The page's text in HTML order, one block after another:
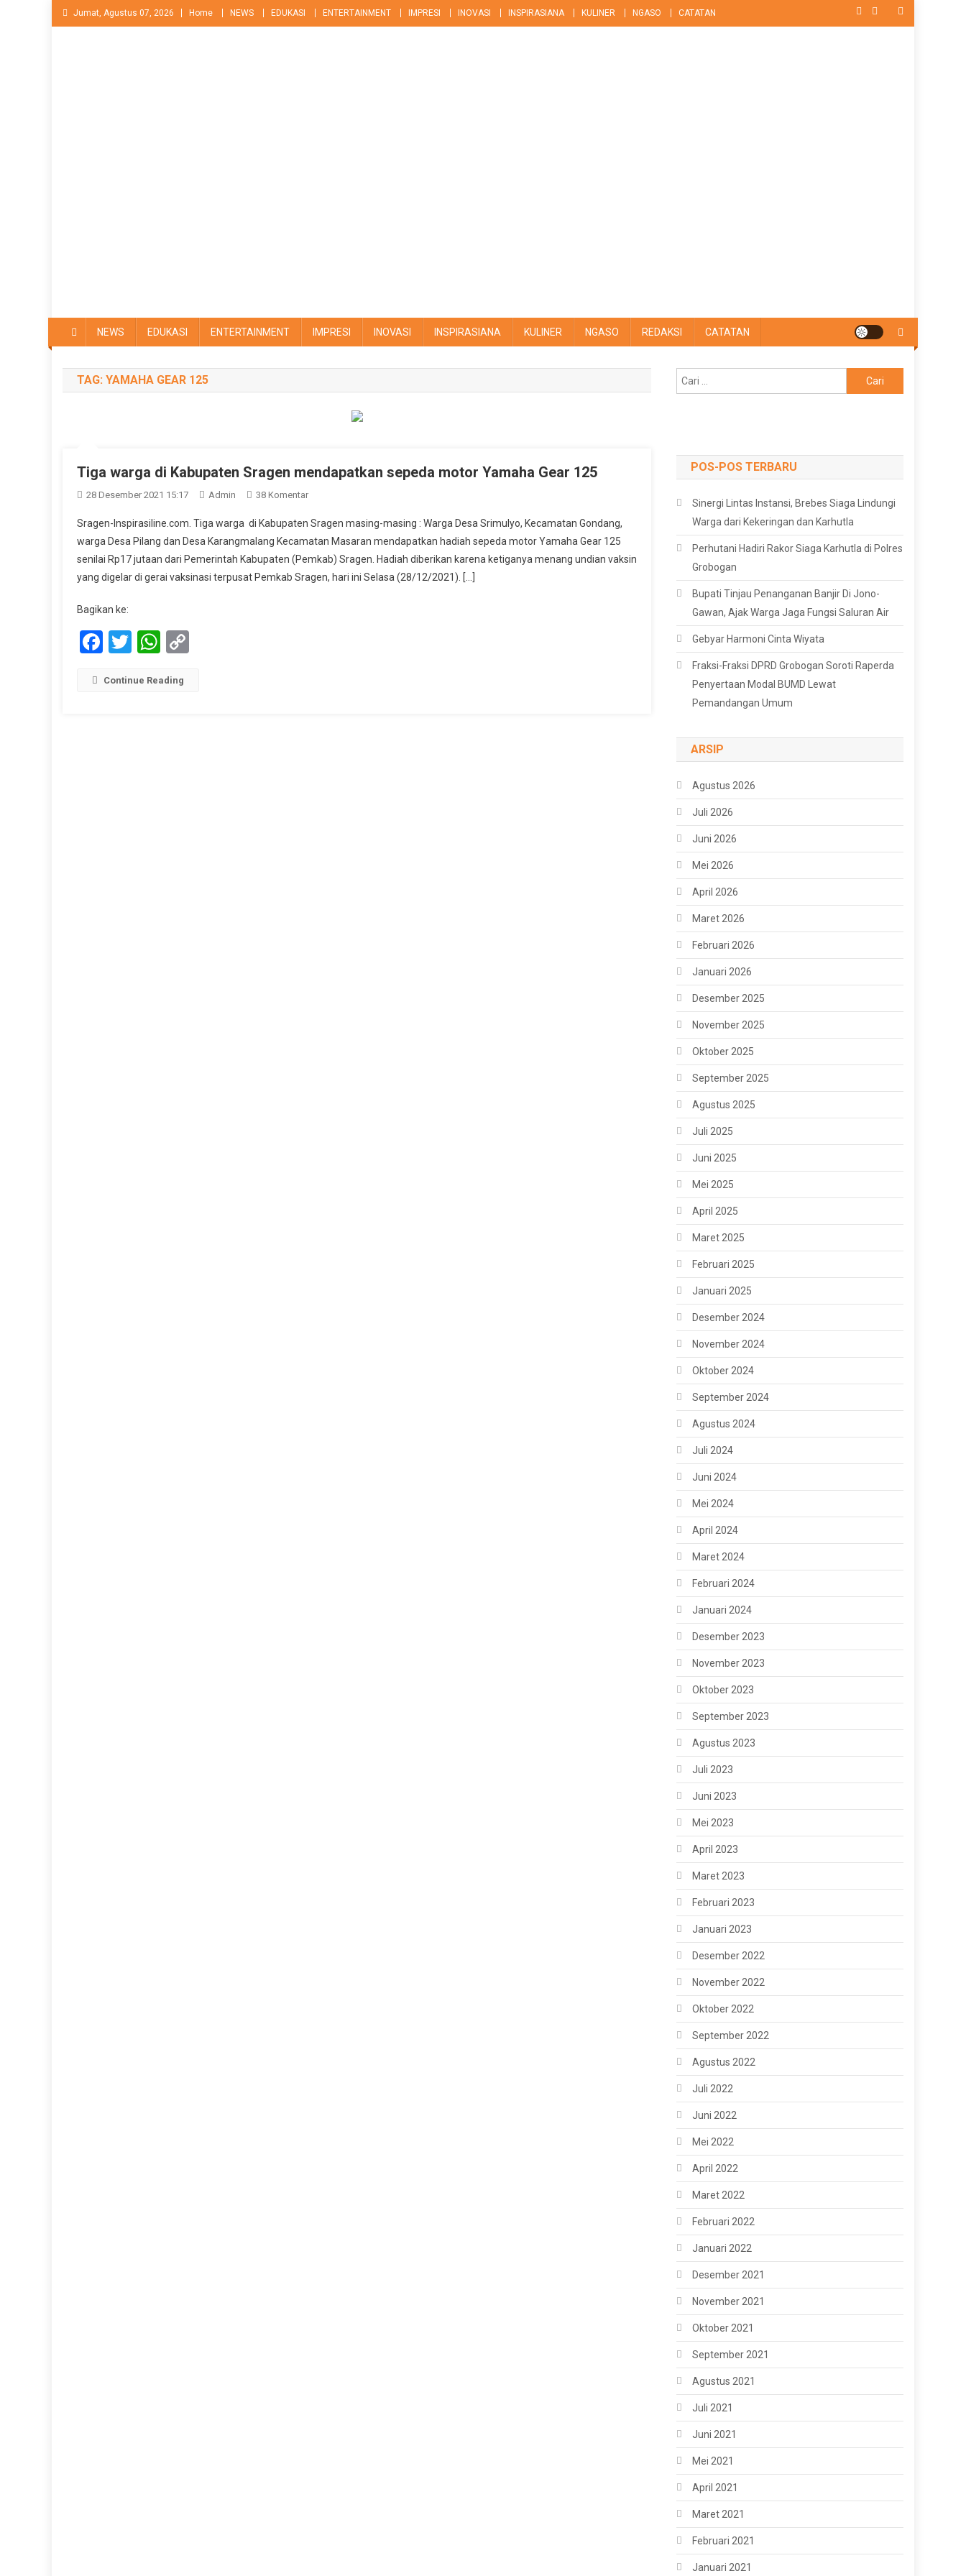
Skip
to
Jumat, Agustus 07, 2026 Home NEWS EDUKASI ENTERTAINMENT IMPRESI INOVASI INSPIRASIANA KULINER NGASO CATATAN
NEWS EDUKASI ENTERTAINMENT IMPRESI INOVASI INSPIRASIANA KULINER NGASO REDAKSI CATATAN
TAG: YAMAHA GEAR 125
Tiga warga di Kabupaten Sragen mendapatkan sepeda motor Yamaha Gear 125
28 Desember 2021 15:17 Admin 38 KomentarPada
Warga
Di
Kabupaten
Sragen
Sragen-Inspirasiline.com. Tiga warga di Kabupaten Sragen masing-masing : Warga Desa Srimulyo, Kecamatan Gondang,
warga Desa Pilang dan Desa Karangmalang Kecamatan Masaran mendapatkan hadiah sepeda motor Yamaha Gear 125
senilai Rp17 jutaan dari Pemerintah Kabupaten (Pemkab) Sragen. Hadiah diberikan karena ketiganya menang undian vaksin
yang digelar di gerai vaksinasi terpusat Pemkab Sragen, hari ini Selasa (28/12/2021). […]
Bagikan ke:
Facebook
TwitterWhatsApp
Continue Reading
untuk:
POS-POS TERBARU
Sinergi Lintas Instansi, Brebes Siaga Lindungi
Warga dari Kekeringan dan Karhutla
Perhutani Hadiri Rakor Siaga Karhutla di Polres
Grobogan
Bupati Tinjau Penanganan Banjir Di Jono-
Gawan, Ajak Warga Jaga Fungsi Saluran Air
Gebyar Harmoni Cinta Wiyata
Fraksi-Fraksi DPRD Grobogan Soroti Raperda
Penyertaan Modal BUMD Lewat
Pemandangan Umum
ARSIP
Agustus 2026
Juli 2026
Juni 2026
Mei 2026
April 2026
Maret 2026
Februari 2026
Januari 2026
Desember 2025
November 2025
Oktober 2025
September 2025
Agustus 2025
Juli 2025
Juni 2025
Mei 2025
April 2025
Maret 2025
Februari 2025
Januari 2025
Desember 2024
November 2024
Oktober 2024
September 2024
Agustus 2024
Juli 2024
Juni 2024
Mei 2024
April 2024
Maret 2024
Februari 2024
Januari 2024
Desember 2023
November 2023
Oktober 2023
September 2023
Agustus 2023
Juli 2023
Juni 2023
Mei 2023
April 2023
Maret 2023
Februari 2023
Januari 2023
Desember 2022
November 2022
Oktober 2022
September 2022
Agustus 2022
Juli 2022
Juni 2022
Mei 2022
April 2022
Maret 2022
Februari 2022
Januari 2022
Desember 2021
November 2021
Oktober 2021
September 2021
Agustus 2021
Juli 2021
Juni 2021
Mei 2021
April 2021
Maret 2021
Februari 2021
Januari 2021